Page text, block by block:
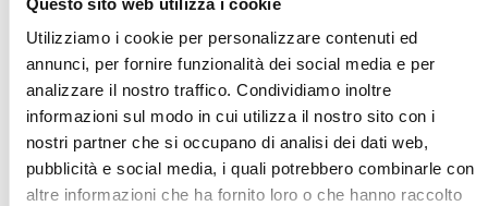
Utilizziamo i cookie per personalizzare contenuti ed
annunci, per fornire funzionalità dei social media e per
analizzare il nostro traffico. Condividiamo inoltre
informazioni sul modo in cui utilizza il nostro sito con i
nostri partner che si occupano di analisi dei dati web,
pubblicità e social media, i quali potrebbero combinarle con
altre informazioni che ha fornito loro o che hanno raccolto